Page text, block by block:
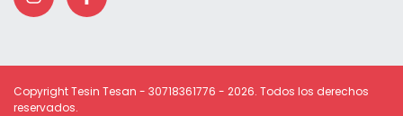
Copyright Tesin Tesan - 30718361776 - 2026. Todos los derechos
reservados.